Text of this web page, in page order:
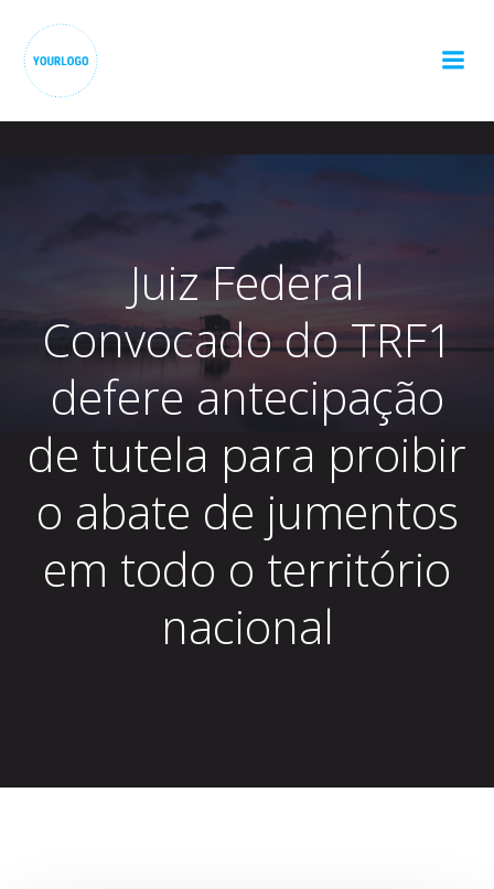
Juiz Federal
Convocado do TRF1
defere antecipação
de tutela para proibir
o abate de jumentos
em todo o território
nacional